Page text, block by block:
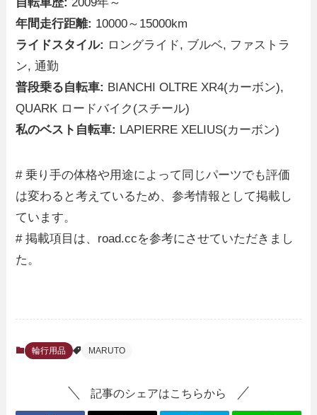
年間走行距離: 10000～15000km
ライドスタイル: ロングライド, ブルベ, ファストラ
ン, 通勤
普段乗る自転車: BIANCHI OLTRE XR4(カーボン),
QUARK ロードバイク(スチール)
私のベスト自転車: LAPIERRE XELIUS(カーボン)
# 乗り手の体格や用途によって同じパーツでも評価
は変わると考えているため、参考情報として掲載し
ています。
# 掲載項目は、road.ccを参考にさせていただきまし
た。
輪行用品 MARUTO
記事のシェアはこちらから